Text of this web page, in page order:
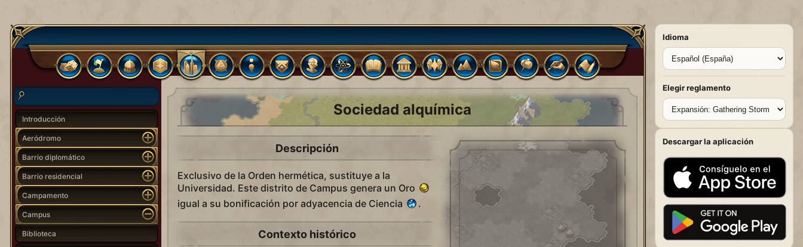
Introducción
Aeródromo
Barrio diplomático
Barrio residencial
Campamento
Campus
Biblioteca
Sociedad alquímica
Descripción
Exclusivo de la Orden hermética, sustituye a la
Universidad. Este distrito de Campus genera un Oro
igual a su bonificación por adyacencia de Ciencia
.
Contexto histórico
Idioma
Elegir reglamento
Descargar la aplicación